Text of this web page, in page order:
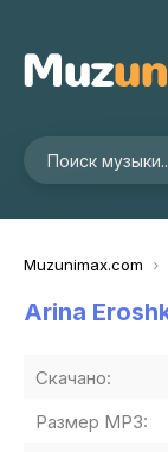
Muzunimax.com
Arina
Скачано:
Размер MP3: